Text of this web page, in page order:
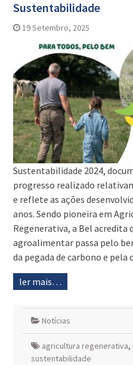
Sustentabilidade
19 Setembro, 2025
Sustentabilidade 2024,
progresso realizado
e reflete as ações
anos. Sendo pioneira em
Regenerativa, a Bel
agroalimentar passa pelo
da pegada de carbono e pela
ler mais…
Notícias
agricultura regenerativa,
sustentabilidade